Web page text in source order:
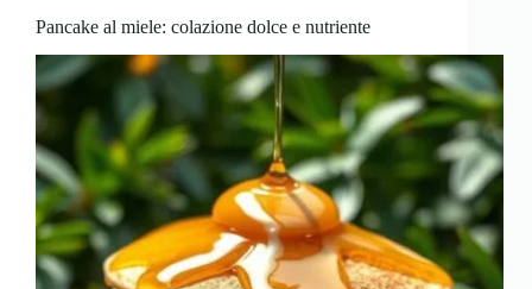
Pancake al miele: colazione dolce e nutriente